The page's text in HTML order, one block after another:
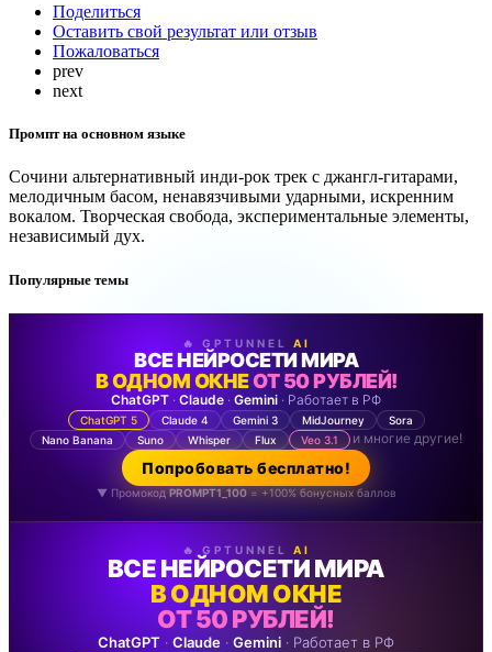
Поделиться
Оставить свой результат или отзыв
Пожаловаться
prev
next
Промпт на основном языке
Сочини альтернативный инди-рок трек с джангл-гитарами,
мелодичным басом, ненавязчивыми ударными, искренним
вокалом. Творческая свобода, экспериментальные элементы,
независимый дух.
Популярные темы
🔥 GPTUNNEL AI
ВСЕ НЕЙРОСЕТИ МИРА
В ОДНОМ ОКНЕОТ 50 РУБЛЕЙ!
ChatGPT · Claude · Gemini · Работает в РФ
ChatGPT 5 Claude 4 Gemini 3 MidJourney
Sora
Nano Banana
Suno Whisper Flux Veo 3.1 и многие другие!
Попробовать бесплатно!
▼ Промокод PROMPT1_100= +100% бонусных баллов
🔥 GPTUNNEL AI
ВСЕ НЕЙРОСЕТИ МИРА
В ОДНОМ ОКНЕ
ОТ 50 РУБЛЕЙ!
ChatGPT · Claude · Gemini · Работает в РФ